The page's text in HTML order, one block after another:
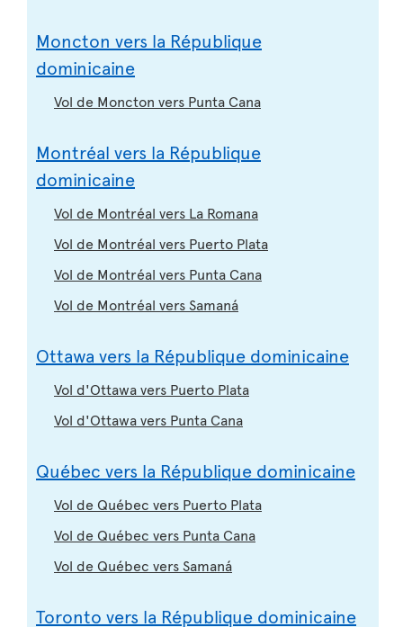
Moncton vers la République
dominicaine
Vol de Moncton vers Punta Cana
Montréal vers la République
dominicaine
Vol de Montréal vers La Romana
Vol de Montréal vers Puerto Plata
Vol de Montréal vers Punta Cana
Vol de Montréal vers Samaná
Ottawa vers la République dominicaine
Vol d'Ottawa vers Puerto Plata
Vol d'Ottawa vers Punta Cana
Québec vers la République dominicaine
Vol de Québec vers Puerto Plata
Vol de Québec vers Punta Cana
Vol de Québec vers Samaná
Toronto vers la République dominicaine